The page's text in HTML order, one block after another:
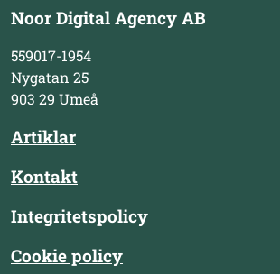
Noor Digital Agency AB
559017-1954
Nygatan 25
903 29 Umeå
Artiklar
Kontakt
Integritetspolicy
Cookie policy